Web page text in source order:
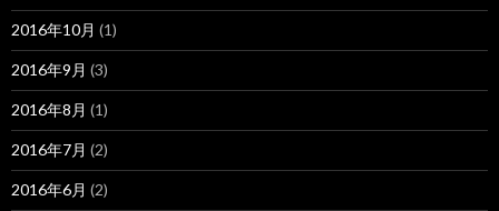
2016年10月 (1)
2016年9月 (3)
2016年8月 (1)
2016年7月 (2)
2016年6月 (2)